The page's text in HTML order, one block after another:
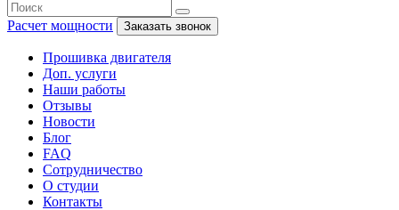
Расчет мощности Заказать звонок
Прошивка двигателя
Доп. услуги
Наши работы
Отзывы
Новости
Блог
FAQ
Сотрудничество
О студии
Контакты